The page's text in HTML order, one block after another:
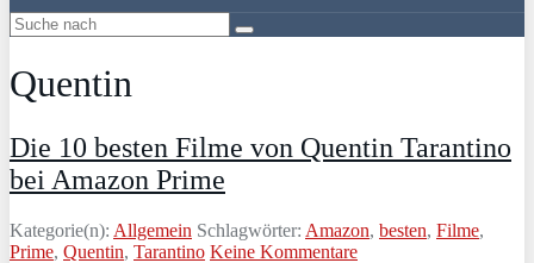
Quentin
Die 10 besten Filme von Quentin Tarantino
bei Amazon Prime
Kategorie(n): Allgemein Schlagwörter: Amazon, besten, Filme,
Prime, Quentin, Tarantino Keine Kommentare